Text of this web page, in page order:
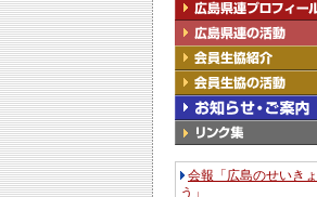
会報「広島のせいきょ
う」